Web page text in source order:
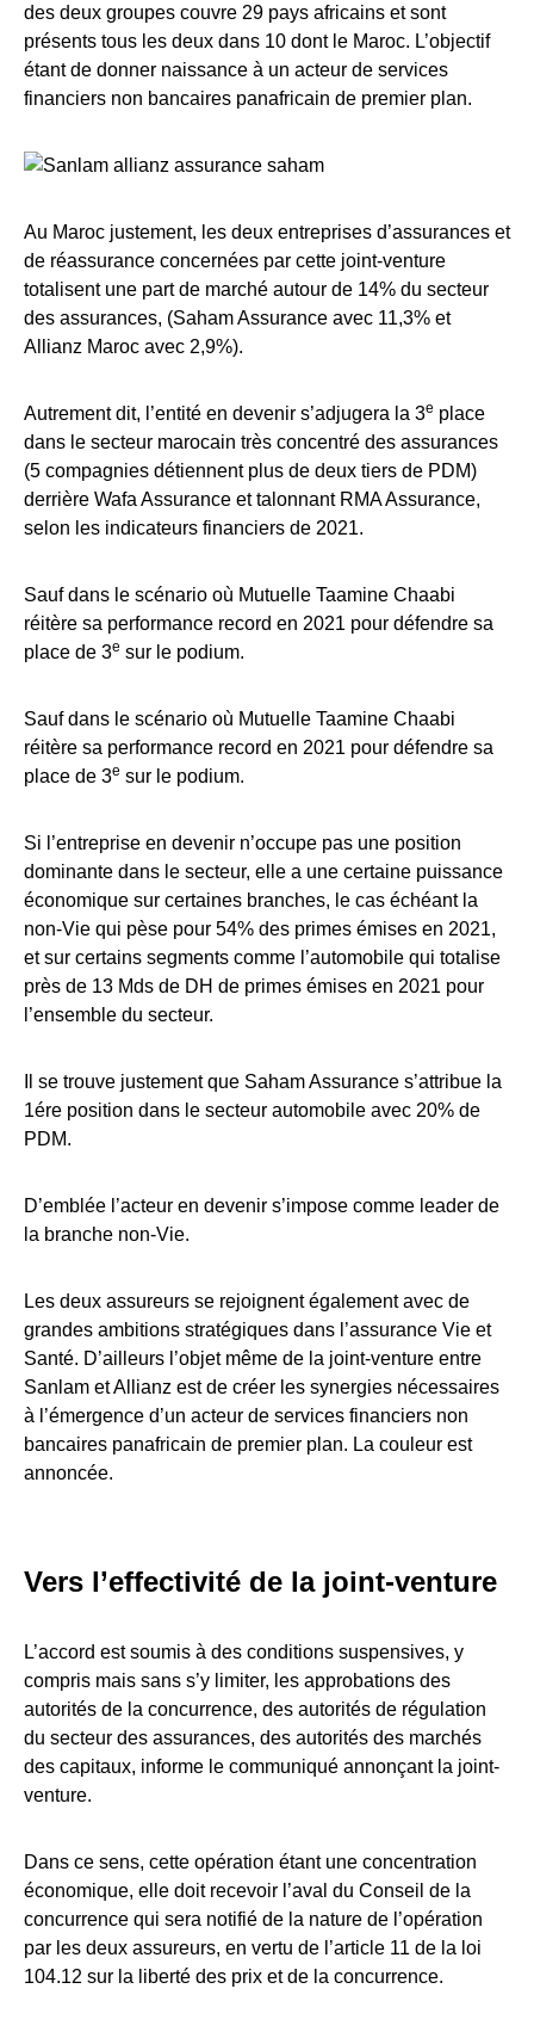
des deux groupes couvre 29 pays africains et sont
présents tous les deux dans 10 dont le Maroc. L’objectif
étant de donner naissance à un acteur de services
financiers non bancaires panafricain de premier plan.
Au Maroc justement, les deux entreprises d’assurances et
de réassurance concernées par cette joint-venture
totalisent une part de marché autour de 14% du secteur
des assurances, (Saham Assurance avec 11,3% et
Allianz Maroc avec 2,9%).
Autrement dit, l’entité en devenir s’adjugera la 3e place
dans le secteur marocain très concentré des assurances
(5 compagnies détiennent plus de deux tiers de PDM)
derrière Wafa Assurance et talonnant RMA Assurance,
selon les indicateurs financiers de 2021.
Sauf dans le scénario où Mutuelle Taamine Chaabi
réitère sa performance record en 2021 pour défendre sa
place de 3e sur le podium.
Sauf dans le scénario où Mutuelle Taamine Chaabi
réitère sa performance record en 2021 pour défendre sa
place de 3e sur le podium.
Si l’entreprise en devenir n’occupe pas une position
dominante dans le secteur, elle a une certaine puissance
économique sur certaines branches, le cas échéant la
non-Vie qui pèse pour 54% des primes émises en 2021,
et sur certains segments comme l’automobile qui totalise
près de 13 Mds de DH de primes émises en 2021 pour
l’ensemble du secteur.
Il se trouve justement que Saham Assurance s’attribue la
1ére position dans le secteur automobile avec 20% de
PDM.
D’emblée l’acteur en devenir s’impose comme leader de
la branche non-Vie.
Les deux assureurs se rejoignent également avec de
grandes ambitions stratégiques dans l’assurance Vie et
Santé. D’ailleurs l’objet même de la joint-venture entre
Sanlam et Allianz est de créer les synergies nécessaires
à l’émergence d’un acteur de services financiers non
bancaires panafricain de premier plan. La couleur est
annoncée.
Vers l’effectivité de la joint-venture
L’accord est soumis à des conditions suspensives, y
compris mais sans s’y limiter, les approbations des
autorités de la concurrence, des autorités de régulation
du secteur des assurances, des autorités des marchés
des capitaux, informe le communiqué annonçant la joint-
venture.
Dans ce sens, cette opération étant une concentration
économique, elle doit recevoir l’aval du Conseil de la
concurrence qui sera notifié de la nature de l’opération
par les deux assureurs, en vertu de l’article 11 de la loi
104.12 sur la liberté des prix et de la concurrence.